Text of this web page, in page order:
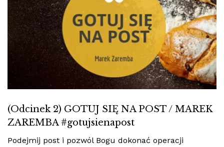
(Odcinek 2) GOTUJ SIĘ NA POST / MAREK
ZAREMBA #gotujsienapost
Podejmij post i pozwól Bogu dokonać operacji